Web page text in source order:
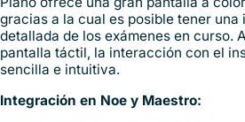
gracias a la cual es posible tener una
detallada de los exámenes en curso.
pantalla táctil, la interacción con el
sencilla e intuitiva.
Integración en Noe y Maestro: